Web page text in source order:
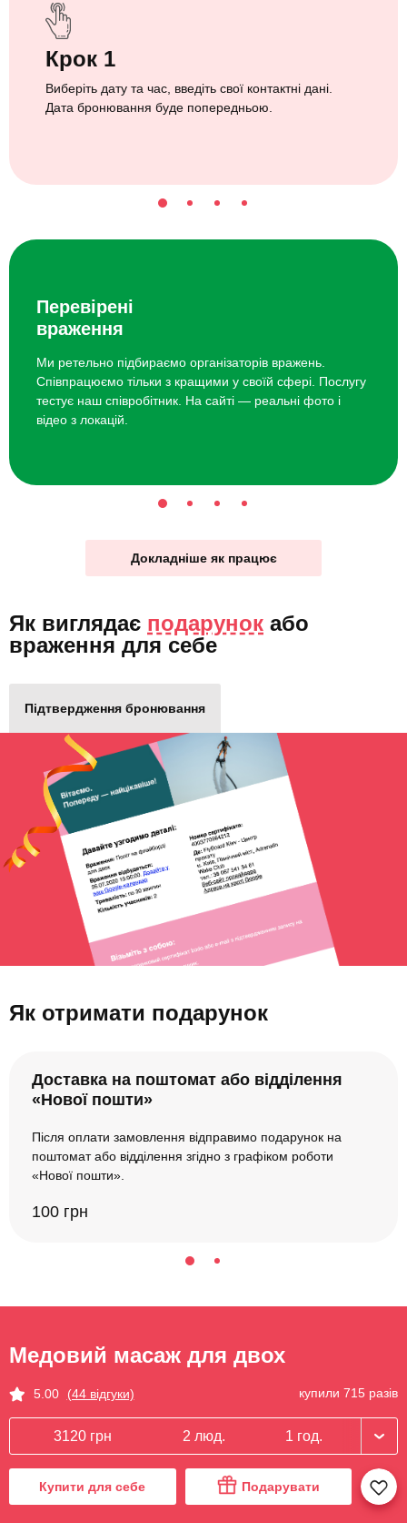
Крок 1
Виберіть дату та час, введіть свої контактні дані.
Дата бронювання буде попередньою.
Перевірені
враження
Ми ретельно підбираємо організаторів вражень.
Співпрацюємо тільки з кращими у своїй сфері. Послугу
тестує наш співробітник. На сайті — реальні фото і
відео з локацій.
Докладніше як працює
Як виглядає подарунок або
враження для себе
Підтвердження бронювання
Як отримати подарунок
Доставка на поштомат або відділення
«Нової пошти»
Після оплати замовлення відправимо подарунок на
поштомат або відділення згідно з графіком роботи
«Нової пошти».
100 грн
Медовий масаж для двох
5.00 (44 відгуки) купили 715 разів
3120 грн 2 люд. 1 год.
Купити для себе Подарувати